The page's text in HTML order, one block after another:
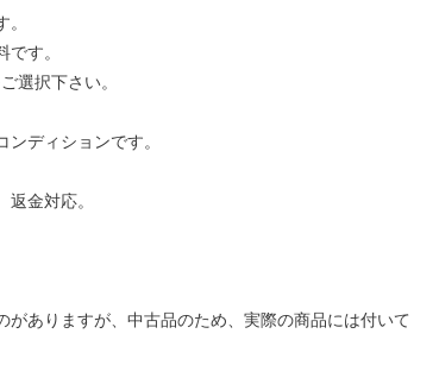
す。
選択下さい。
ディションです。
金対応。
がありますが、中古品のため、実際の商品には付いて